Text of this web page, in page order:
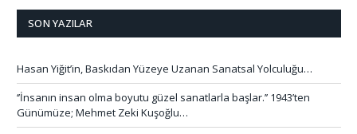
SON YAZILAR
Hasan Yiğit’in, Baskıdan Yüzeye Uzanan Sanatsal Yolculuğu…
‘’İnsanın insan olma boyutu güzel sanatlarla başlar.’’ 1943’ten
Günümüze; Mehmet Zeki Kuşoğlu…